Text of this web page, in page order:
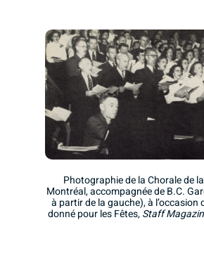
Photographie de la Chorale de
Montréal, accompagnée de B.C.
à partir de la gauche), à l’occasion
donné pour les Fêtes,Staff